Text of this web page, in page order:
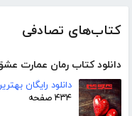
کتاب‌های تصادفی
دانلود کتاب رمان عمارت
دانلود رایگان
۴۳۴ صفحه